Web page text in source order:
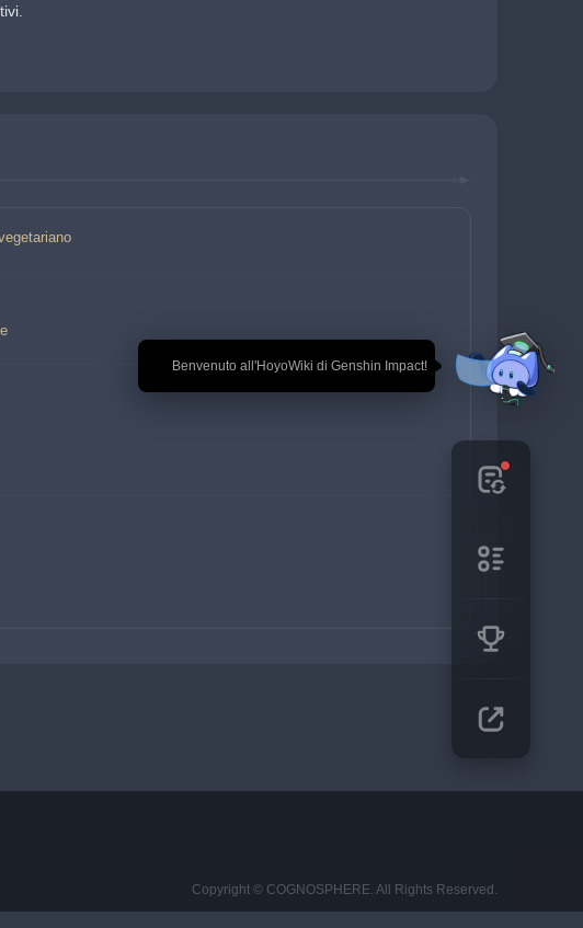
🎉 Benvenuto all'HoyoWiki di Genshin Impact!
Copyright © COGNOSPHERE. All Rights Reserved.